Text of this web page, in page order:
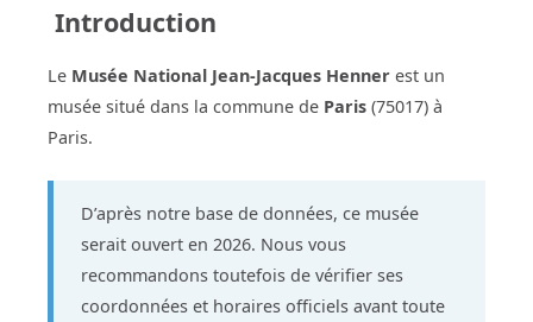
Introduction
Le Musée National Jean-Jacques Henner est un
musée situé dans la commune de Paris (75017) à
Paris.
D’après notre base de données, ce musée
serait ouvert en 2026. Nous vous
recommandons toutefois de vérifier ses
coordonnées et horaires officiels avant toute